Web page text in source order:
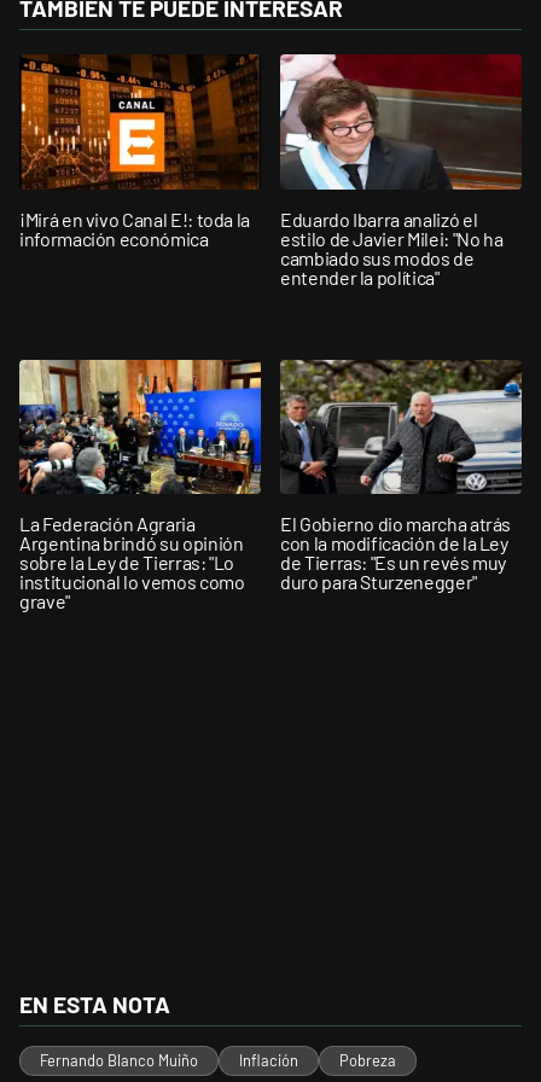
TAMBIÉN TE PUEDE INTERESAR
¡Mirá en vivo Canal E!: toda la
información económica
Eduardo Ibarra analizó el
estilo de Javier Milei: "No ha
cambiado sus modos de
entender la política"
La Federación Agraria
Argentina brindó su opinión
sobre la Ley de Tierras: "Lo
institucional lo vemos como
grave"
El Gobierno dio marcha atrás
con la modificación de la Ley
de Tierras: "Es un revés muy
duro para Sturzenegger"
EN ESTA NOTA
Fernando Blanco Muiño Inflación Pobreza